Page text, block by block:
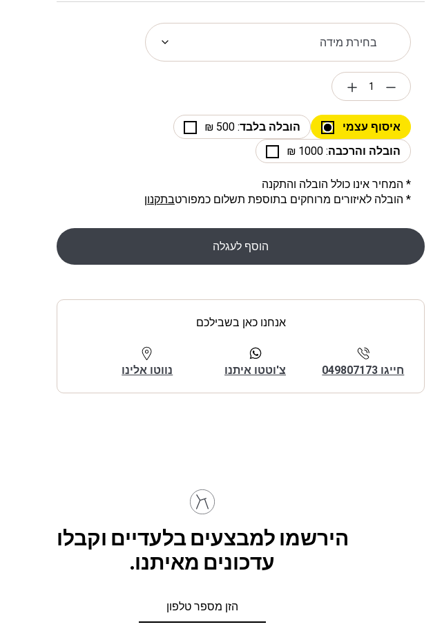
איסוף עצמי הובלה בלבד: 500 ₪
הובלה והרכבה: 1000 ₪
* המחיר אינו כולל הובלה והתקנה
* הובלה לאיזורים מרוחקים בתוספת תשלום כמפורטבתקנון
הוסף לעגלה
אנחנו כאן בשבילכם
חייגו 049807173 צ'וטטו איתנו נווטו אלינו
הירשמו למבצעים בלעדיים וקבלו
עדכונים מאיתנו.